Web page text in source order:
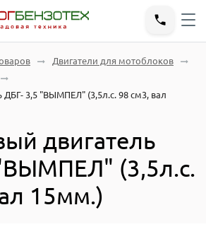
Двигатели для мотоблоков
ДБГ- 3,5 "ВЫМПЕЛ" (3,5л.с. 98 см3, вал
двигатель
(3,5л.с.
15мм.)